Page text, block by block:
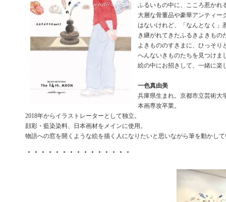
ふるいもの中に、こころ惹かれ
大層な骨董品や豪華アンティー
はないけれど、「なんとなく」
き継がれてきたふるきよきもの
よきもののすきまに、ひっそり
へんないきものたちを見つけま
絵の中にお招きして、一緒に楽
一色真由美
兵庫県生まれ。京都市立芸術大
本画専攻卒業。
2018年からイラストレーターとして独立。
顔彩・藍染染料、日本画材をメインに使用。
物語への窓を開くような絵を描く人になりたいと思いながら筆を動かし
・・・・・・・・・・・・・・・